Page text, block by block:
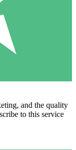
and the quality
to this service